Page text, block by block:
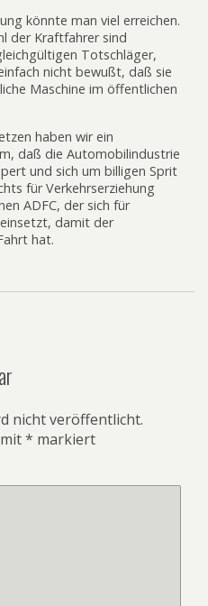
könnte man viel erreichen.
der Kraftfahrer sind
Totschläger,
nicht bewußt, daß sie
Maschine im öffentlichen
haben wir ein
daß die Automobilindustrie
und sich um billigen Sprit
für Verkehrserziehung
ADFC, der sich für
damit der
hat.
nicht veröffentlicht.
* markiert